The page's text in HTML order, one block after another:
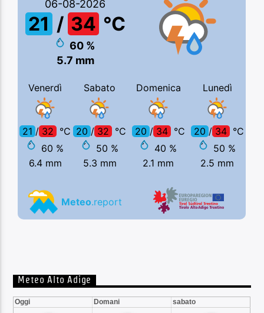
Meteo Alto Adige
Oggi Domani sabato